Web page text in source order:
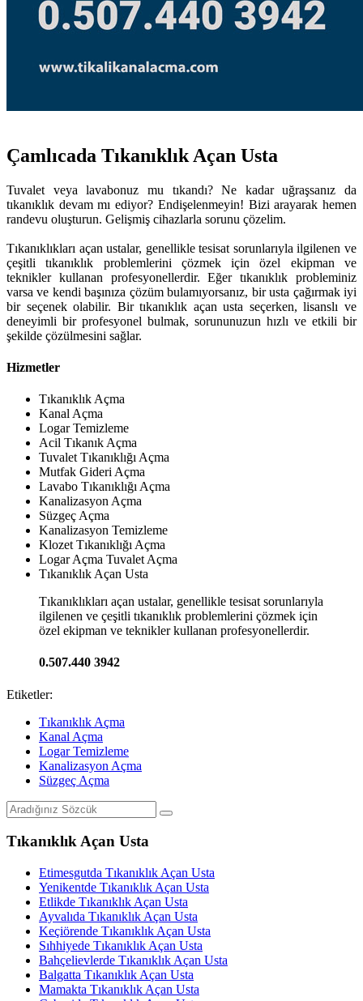
Çamlıcada Tıkanıklık Açan Usta
Tuvalet veya lavabonuz mu tıkandı? Ne kadar uğraşsanız da
tıkanıklık devam mı ediyor? Endişelenmeyin! Bizi arayarak hemen
randevu oluşturun. Gelişmiş cihazlarla sorunu çözelim.
Tıkanıklıkları açan ustalar, genellikle tesisat sorunlarıyla ilgilenen ve
çeşitli tıkanıklık problemlerini çözmek için özel ekipman ve
teknikler kullanan profesyonellerdir. Eğer tıkanıklık probleminiz
varsa ve kendi başınıza çözüm bulamıyorsanız, bir usta çağırmak iyi
bir seçenek olabilir. Bir tıkanıklık açan usta seçerken, lisanslı ve
deneyimli bir profesyonel bulmak, sorununuzun hızlı ve etkili bir
şekilde çözülmesini sağlar.
Hizmetler
Tıkanıklık Açma
Kanal Açma
Logar Temizleme
Acil Tıkanık Açma
Tuvalet Tıkanıklığı Açma
Mutfak Gideri Açma
Lavabo Tıkanıklığı Açma
Kanalizasyon Açma
Süzgeç Açma
Kanalizasyon Temizleme
Klozet Tıkanıklığı Açma
Logar Açma Tuvalet Açma
Tıkanıklık Açan Usta
Tıkanıklıkları açan ustalar, genellikle tesisat sorunlarıyla
ilgilenen ve çeşitli tıkanıklık problemlerini çözmek için
özel ekipman ve teknikler kullanan profesyonellerdir.
0.507.440 3942
Etiketler:
Tıkanıklık Açma
Kanal Açma
Logar Temizleme
Kanalizasyon Açma
Süzgeç Açma
Tıkanıklık Açan Usta
Etimesgutda Tıkanıklık Açan Usta
Yenikentde Tıkanıklık Açan Usta
Etlikde Tıkanıklık Açan Usta
Ayvalıda Tıkanıklık Açan Usta
Keçiörende Tıkanıklık Açan Usta
Sıhhiyede Tıkanıklık Açan Usta
Bahçelievlerde Tıkanıklık Açan Usta
Balgatta Tıkanıklık Açan Usta
Mamakta Tıkanıklık Açan Usta